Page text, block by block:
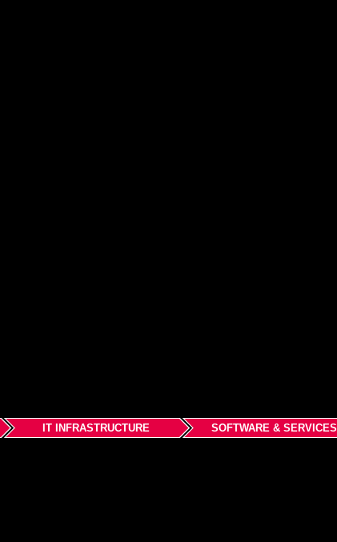
IT INFRASTRUCTURE SOFTWARE & SERVICES